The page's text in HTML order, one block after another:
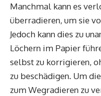
Manchmal kann es
überradieren, um sie
Jedoch kann dies zu
Löchern im Papier
selbst zu korrigieren,
zu beschädigen. Um
zum Wegradieren zu